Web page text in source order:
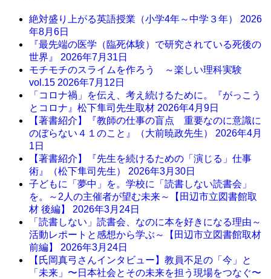
絶対盛り上がる英語授業（小学4年～中学３年） 2026
年8月6日
『最先端の医学（臨死体験）で研究されている死後の
世界』 2026年7月31日
モチモチのスライムを作ろう ～楽しい理科実験
vol.15 2026年7月12日
「コロナ禍」を伝え、考え続けるために。『がっこう
とコロナ』松下隼司先生取材 2026年4月9日
【著書紹介】『教師の仕事の盲点 重要なのに意識に
のぼらない４１のこと』（大前暁政先生） 2026年4月
1日
【著書紹介】『先生を続けるための「演じる」仕事
術』（松下隼司先生） 2026年3月30日
子どもに「夢中」を。学校に「読書しない読書会」
を。～2人の主催者が望む未来～【田辺市立図書館取
材 後編】 2026年3月24日
「読書しない」読書会、なのに本を好きになる理由～
活動レポートと感想から学ぶ～【田辺市立図書館取材
前編】 2026年3月24日
【氏岡真弓さんインタビュー】教員不足の「今」と
「未来」〜日本社会とその未来を担う現場をつなぐ〜